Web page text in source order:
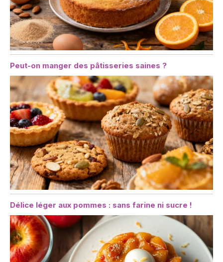
Peut-on manger des pâtisseries saines ?
Délice léger aux pommes : sans farine ni sucre !